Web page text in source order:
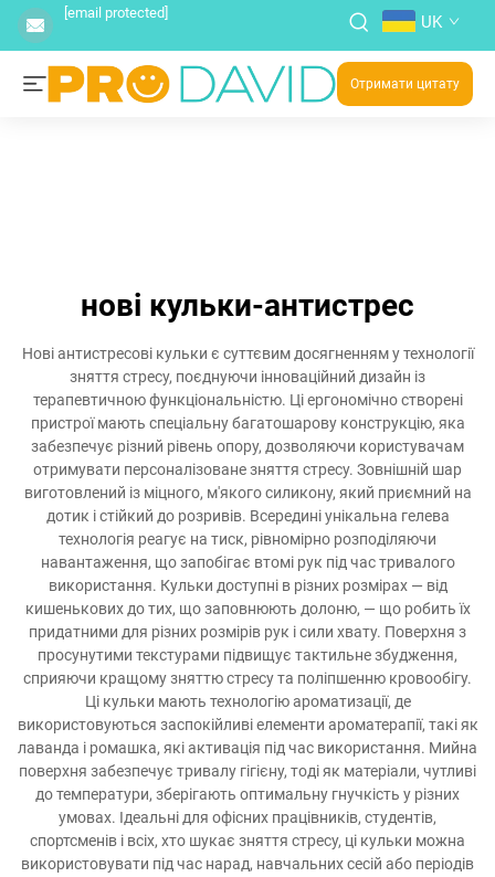
[email protected] UK
Отримати цитату
нові кульки-антистрес
Нові антистресові кульки є суттєвим досягненням у технології
зняття стресу, поєднуючи інноваційний дизайн із
терапевтичною функціональністю. Ці ергономічно створені
пристрої мають спеціальну багатошарову конструкцію, яка
забезпечує різний рівень опору, дозволяючи користувачам
отримувати персоналізоване зняття стресу. Зовнішній шар
виготовлений із міцного, м'якого силикону, який приємний на
дотик і стійкий до розривів. Всередині унікальна гелева
технологія реагує на тиск, рівномірно розподіляючи
навантаження, що запобігає втомі рук під час тривалого
використання. Кульки доступні в різних розмірах — від
кишенькових до тих, що заповнюють долоню, — що робить їх
придатними для різних розмірів рук і сили хвату. Поверхня з
просунутими текстурами підвищує тактильне збудження,
сприяючи кращому зняттю стресу та поліпшенню кровообігу.
Ці кульки мають технологію ароматизації, де
використовуються заспокійливі елементи ароматерапії, такі як
лаванда і ромашка, які активація під час використання. Мийна
поверхня забезпечує тривалу гігієну, тоді як матеріали, чутливі
до температури, зберігають оптимальну гнучкість у різних
умовах. Ідеальні для офісних працівників, студентів,
спортсменів і всіх, хто шукає зняття стресу, ці кульки можна
використовувати під час нарад, навчальних сесій або періодів